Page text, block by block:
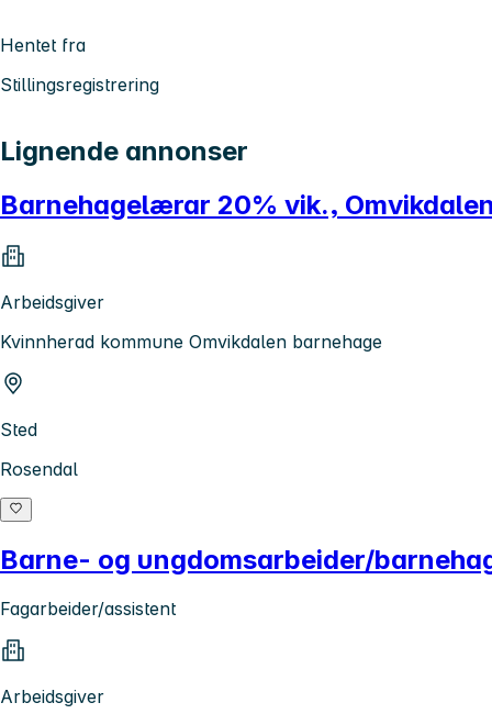
Hentet fra
Stillingsregistrering
Lignende annonser
Barnehagelærar 20% vik.,
Arbeidsgiver
Kvinnherad kommune Omvikdalen barnehage
Sted
Rosendal
Barne- og ungdomsarbeider/
Fagarbeider/assistent
Arbeidsgiver